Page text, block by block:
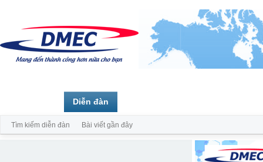
Diễn đàn
Tìm kiếm diễn đàn Bài viết gần đây